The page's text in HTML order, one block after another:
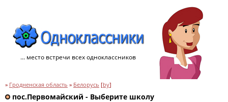
... место встречи всех одноклассников
» Гродненская область » Белорусь [by]
пос.Первомайский - Выберите школу